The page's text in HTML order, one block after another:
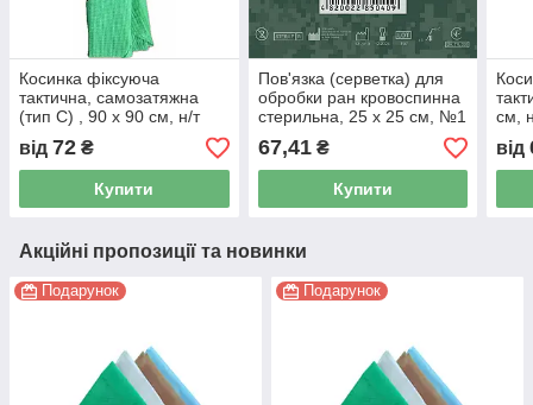
Косинка фіксуюча
тактична, самозатяжна
(тип С) , 90 x 90 см, н/т
(бинти трикутні)
від 72 ₴
Купити
Пов'язка (серветка) для
обробки ран кровоспинна
стерильна, 25 x 25 см, №1
67,41₴
Купити
см,
від
Акційні пропозиції та новинки
Подарунок Подарунок